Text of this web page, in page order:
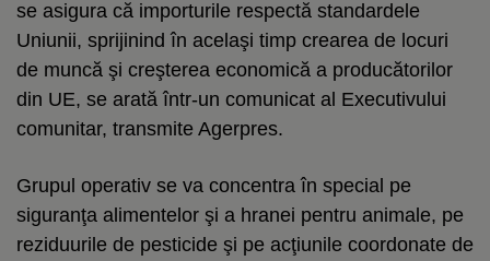
se asigura că importurile respectă standardele
Uniunii, sprijinind în acelaşi timp crearea de locuri
de muncă şi creşterea economică a producătorilor
din UE, se arată într-un comunicat al Executivului
comunitar, transmite Agerpres.
Grupul operativ se va concentra în special pe
siguranţa alimentelor şi a hranei pentru animale, pe
reziduurile de pesticide şi pe acţiunile coordonate de